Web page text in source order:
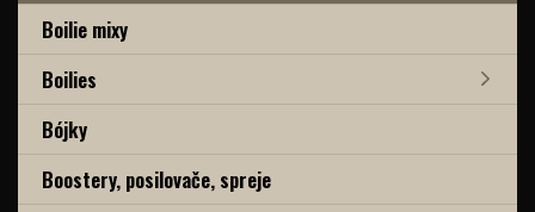
Boilie mixy
Boilies
Bójky
Boostery, posilovače, spreje